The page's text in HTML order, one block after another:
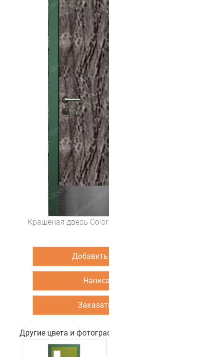
Крашеная дверь Color 2 (цвет Серый распил)
Добавить в корзину
Написать нам
Заказать звонок
Другие цвета и фотографии двери